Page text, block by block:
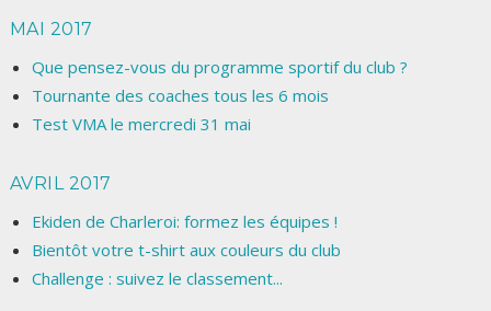
MAI 2017
Que pensez-vous du programme sportif du club ?
Tournante des coaches tous les 6 mois
Test VMA le mercredi 31 mai
AVRIL 2017
Ekiden de Charleroi: formez les équipes !
Bientôt votre t-shirt aux couleurs du club
Challenge : suivez le classement...